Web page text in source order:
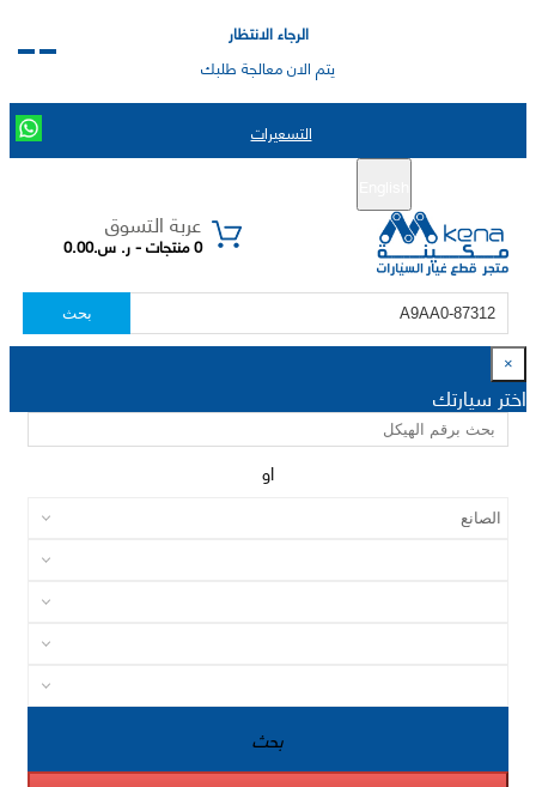
الرجاء الانتظار
يتم الان معالجة طلبك
التسعيرات
عربة التسوق
0 منتجات - ر. س.0.00
بحث
×
اختر سيارتك
او
بحث